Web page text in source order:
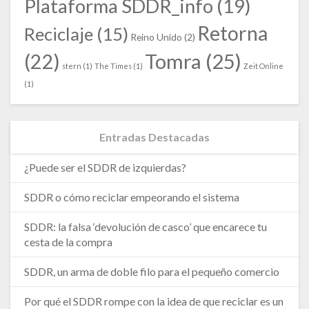
Plataforma SDDR_info (19)
Reciclaje (15) Reino Unido (2) Retorna
(22) stern (1) The Times (1) Tomra (25) Zeit Online
(1)
Entradas Destacadas
¿Puede ser el SDDR de izquierdas?
SDDR o cómo reciclar empeorando el sistema
SDDR: la falsa ‘devolución de casco’ que encarece tu
cesta de la compra
SDDR, un arma de doble filo para el pequeño comercio
Por qué el SDDR rompe con la idea de que reciclar es un